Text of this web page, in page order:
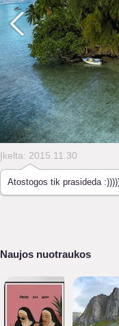
Įkelta: 2015.11.30
Atostogos tik prasideda
Naujos nuotraukos